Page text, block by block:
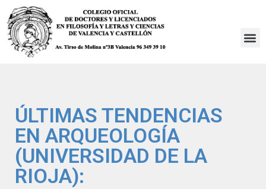
Saltar
al
ÚLTIMAS TENDENCIAS
EN ARQUEOLOGÍA
(UNIVERSIDAD DE LA
RIOJA):